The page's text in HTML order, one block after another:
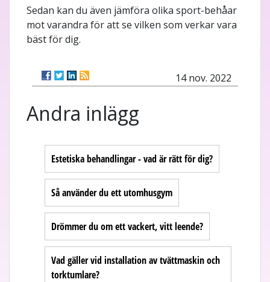
Sedan kan du även jämföra olika sport-behåar
mot varandra för att se vilken som verkar vara
bäst för dig.
14 nov. 2022
Andra inlägg
Estetiska behandlingar - vad är rätt för dig?
Så använder du ett utomhusgym
Drömmer du om ett vackert, vitt leende?
Vad gäller vid installation av tvättmaskin och
torktumlare?